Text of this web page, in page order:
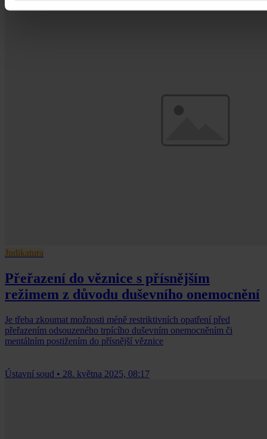
Judikatura
Přeřazení do věznice s přísnějším
režimem z důvodu duševního onemocnění
Je třeba zkoumat možnosti méně restriktivních opatření před
přeřazením odsouzeného trpícího duševním onemocněním či
mentálním postižením do přísnější věznice
Ústavní soud • 28. května 2025, 08:17